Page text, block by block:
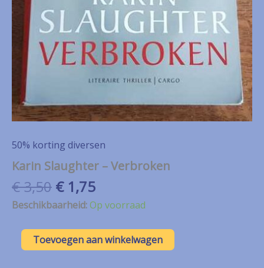
50% korting diversen
Karin Slaughter – Verbroken
€3,50 Oorspronkelijke
prijs
€ 3,50.
€1,75Huidige
prijs
is:
€ 1,75.
Beschikbaarheid:Op voorraad
Karin
SlaughterToevoegen aan winkelwagen